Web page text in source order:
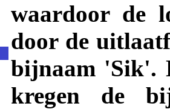
waardoor de
door de
bijnaam 'Sik'.
kregen de